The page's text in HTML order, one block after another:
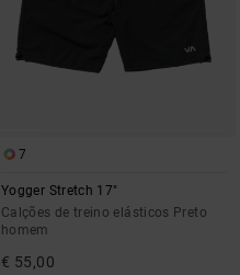
7
Yogger Stretch 17"
Calções de treino elásticos Preto
homem
€ 55,00